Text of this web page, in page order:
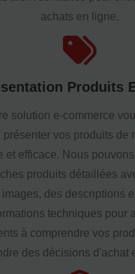
achats en ligne.
Produits
solution e-commerce
présenter vos produits de
et efficace. Nous
produits détaillées
images, des descriptions
techniques pour
à comprendre vos
des décisions d'achat